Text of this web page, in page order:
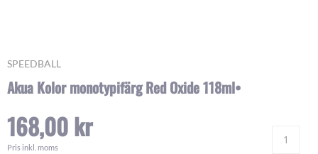
SPEEDBALL
Akua Kolor monotypifärg Red Oxide 118ml•
168,00 kr
Pris inkl. moms
Skip
the
of
the
images